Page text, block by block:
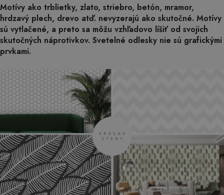
Motívy ako trblietky, zlato, striebro, betón, mramor,
hrdzavý plech, drevo atď. nevyzerajú ako skutočné. Motívy
sú vytlačené, a preto sa môžu vzhľadovo líšiť od svojich
skutočných náprotivkov. Svetelné odlesky nie sú grafickými
prvkami.